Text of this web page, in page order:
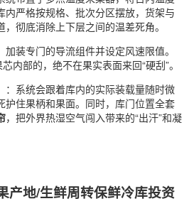
内严格按规格、批次分区摆放，货架与
彻底消除上下层之间的温差死角。
加装专门的导流组件并设定风速限值。
内部的，绝不在果实表面来回“硬刮”。
：系统会跟着库内的实际装载量随时微
护住果柄和果面。同时，库门位置全套
，把外界热湿空气闯入带来的“出汗”和凝
产地/生鲜周转保鲜冷库投资